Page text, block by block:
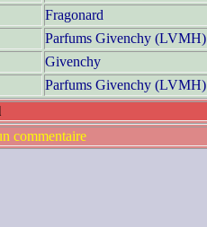
Fragonard
Parfums Givenchy (LVMH)
Givenchy
Parfums Givenchy (LVMH)
commentaire